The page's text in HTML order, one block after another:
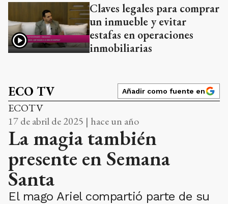
Claves legales para comprar
un inmueble y evitar
estafas en operaciones
inmobiliarias
ECO TV Añadir como fuente en
ECOTV
17 de abril de 2025 | hace un año
La magia también
presente en Semana
Santa
El mago Ariel compartió parte de su